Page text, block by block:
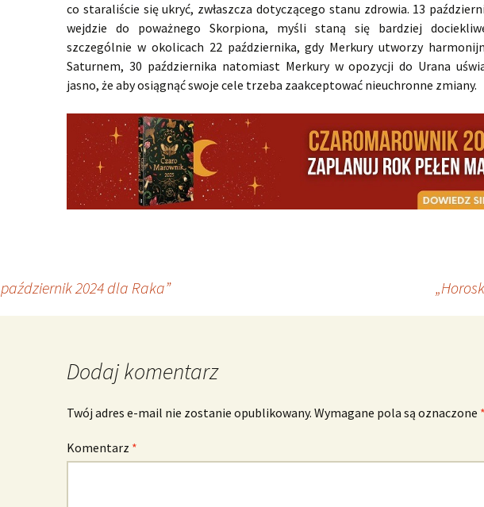
co staraliście się ukryć, zwłaszcza dotyczącego stanu zdrowia. 13
wejdzie do poważnego Skorpiona, myśli staną się bardziej
szczególnie w okolicach 22 października, gdy Merkury utworzy
Saturnem, 30 października natomiast Merkury w opozycji do Urana
jasno, że aby osiągnąć swoje cele trzeba zaakceptować nieuchronne zmiany.
2024 dla Raka”
Dodaj komentarz
Twój adres e-mail nie zostanie opublikowany. Wymagane pola są oznaczone
Komentarz *